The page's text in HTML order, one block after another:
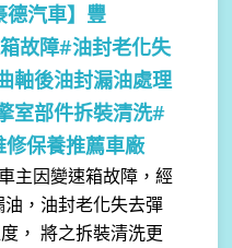
德汽車】豐
故障#油封老化失
軸後油封漏油處理
室部件拆裝清洗#
修保養推薦車廠
主因變速箱故障，經
，油封老化失去彈
， 將之拆裝清洗更